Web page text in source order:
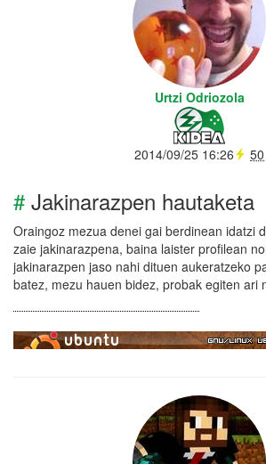
Urtzi Odriozola
2014/09/25 16:26 50
# Jakinarazpen hautaketa
Oraingoz mezua denei gai berdinean idatzi
zaie jakinarazpena, baina laister profilean
jakinarazpen jaso nahi dituen aukeratzeko
batez, mezu hauen bidez, probak egiten ari